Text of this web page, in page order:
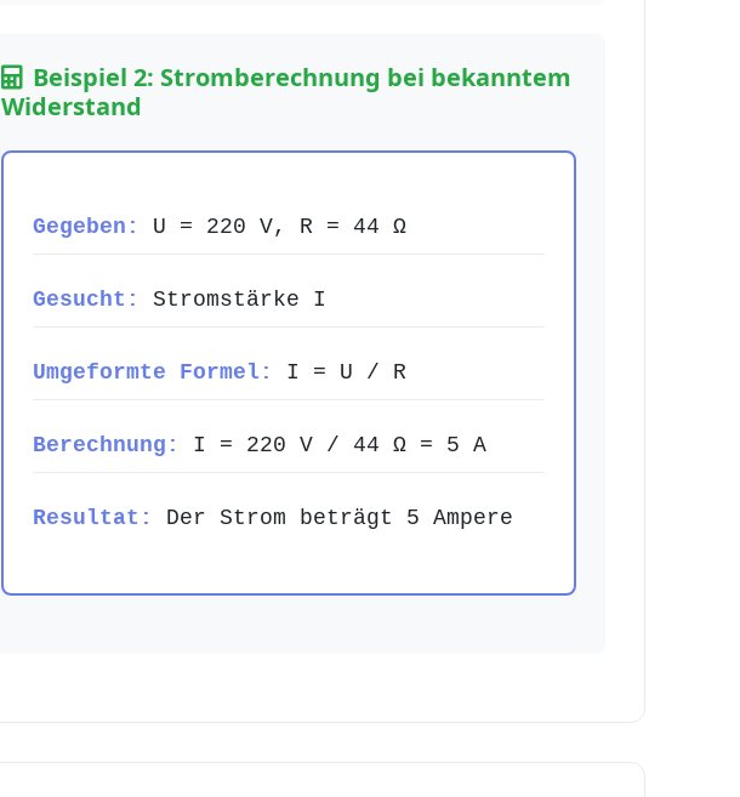
Beispiel 2: Stromberechnung bei bekanntem
Widerstand
Gegeben: U = 220 V, R = 44 Ω
Gesucht: Stromstärke I
Umgeformte Formel: I = U / R
Berechnung: I = 220 V / 44 Ω = 5 A
Resultat: Der Strom beträgt 5 Ampere